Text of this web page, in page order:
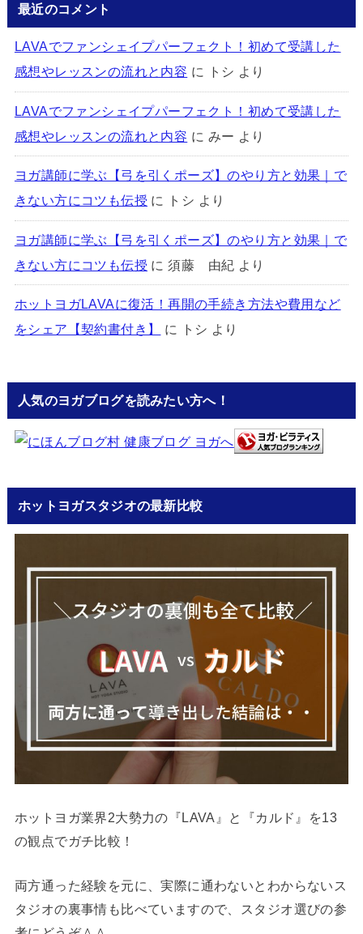
最近のコメント
LAVAでファンシェイプパーフェクト！初めて受講した
感想やレッスンの流れと内容 に トシ より
LAVAでファンシェイプパーフェクト！初めて受講した
感想やレッスンの流れと内容 に みー より
ヨガ講師に学ぶ【弓を引くポーズ】のやり方と効果｜で
きない方にコツも伝授 に トシ より
ヨガ講師に学ぶ【弓を引くポーズ】のやり方と効果｜で
きない方にコツも伝授 に須藤 由紀 より
ホットヨガLAVAに復活！再開の手続き方法や費用など
をシェア【契約書付き】
に トシ より
人気のヨガブログを読みたい方へ！
ホットヨガスタジオの最新比較
ホットヨガ業界2大勢力の『LAVA』と『カルド』を13
の観点でガチ比較！
両方通った経験を元に、実際に通わないとわからないス
タジオの裏事情も比べていますので、スタジオ選びの参